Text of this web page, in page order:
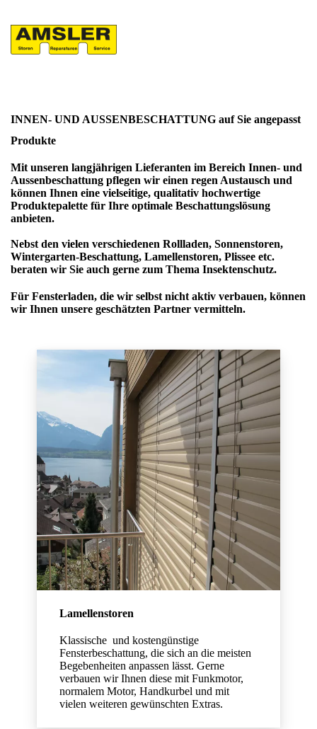
INNEN- UND AUSSENBESCHATTUNG auf Sie angepasst
Produkte
Mit unseren langjährigen Lieferanten im Bereich Innen- und
Aussenbeschattung pflegen wir einen regen Austausch und
können Ihnen eine vielseitige, qualitativ hochwertige
Produktepalette für Ihre optimale Beschattungslösung
anbieten.
Nebst den vielen verschiedenen Rollladen, Sonnenstoren,
Wintergarten-Beschattung, Lamellenstoren, Plissee etc.
beraten wir Sie auch gerne zum Thema Insektenschutz.
Für Fensterladen, die wir selbst nicht aktiv verbauen, können
wir Ihnen unsere geschätzten Partner vermitteln.
Lamellenstoren
Klassische und kostengünstige
Fensterbeschattung, die sich an die meisten
Begebenheiten anpassen lässt. Gerne
verbauen wir Ihnen diese mit Funkmotor,
normalem Motor, Handkurbel und mit
vielen weiteren gewünschten Extras.